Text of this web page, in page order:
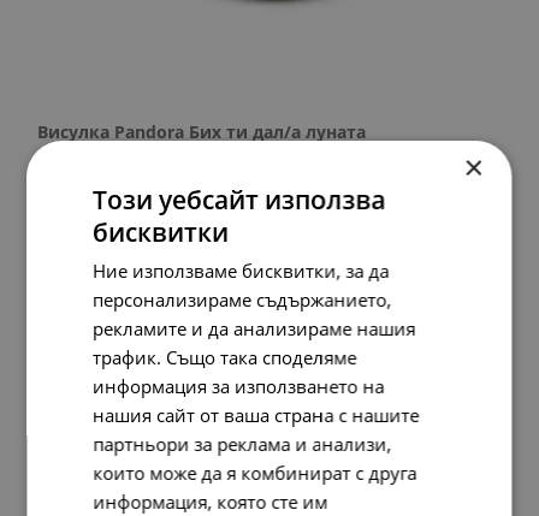
Висулка Pandora Бих ти дал/а луната
×
Този уебсайт използва
бисквитки
Ние използваме бисквитки, за да
персонализираме съдържанието,
рекламите и да анализираме нашия
трафик. Също така споделяме
информация за използването на
нашия сайт от ваша страна с нашите
партньори за реклама и анализи,
които може да я комбинират с друга
информация, която сте им